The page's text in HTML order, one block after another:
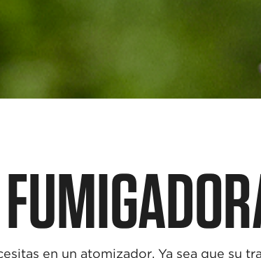
en un atomizador. Ya sea que su